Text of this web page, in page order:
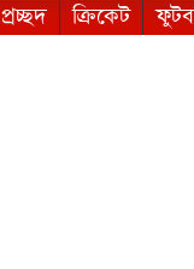
প্রচ্ছদ
ক্রিকেট